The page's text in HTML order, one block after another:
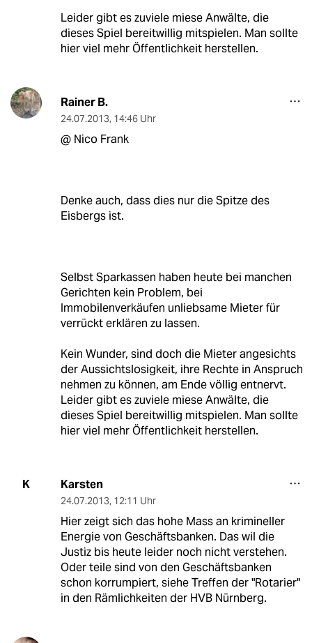
Leider gibt es zuviele miese Anwälte, die
dieses Spiel bereitwillig mitspielen. Man sollte
hier viel mehr Öffentlichkeit herstellen.
Rainer B.
24.07.2013, 14:46 Uhr
@ Nico Frank
Denke auch, dass dies nur die Spitze des
Eisbergs ist.
Selbst Sparkassen haben heute bei manchen
Gerichten kein Problem, bei
Immobilenverkäufen unliebsame Mieter für
verrückt erklären zu lassen.
Kein Wunder, sind doch die Mieter angesichts
der Aussichtslosigkeit, ihre Rechte in Anspruch
nehmen zu können, am Ende völlig entnervt.
Leider gibt es zuviele miese Anwälte, die
dieses Spiel bereitwillig mitspielen. Man sollte
hier viel mehr Öffentlichkeit herstellen.
K Karsten
24.07.2013, 12:11 Uhr
Hier zeigt sich das hohe Mass an krimineller
Energie von Geschäftsbanken. Das wil die
Justiz bis heute leider noch nicht verstehen.
Oder teile sind von den Geschäftsbanken
schon korrumpiert, siehe Treffen der "Rotarier"
in den Rämlichkeiten der HVB Nürnberg.